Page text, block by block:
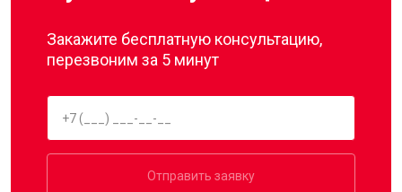
Закажите бесплатную консультацию,
перезвоним за 5 минут
Отправить заявку